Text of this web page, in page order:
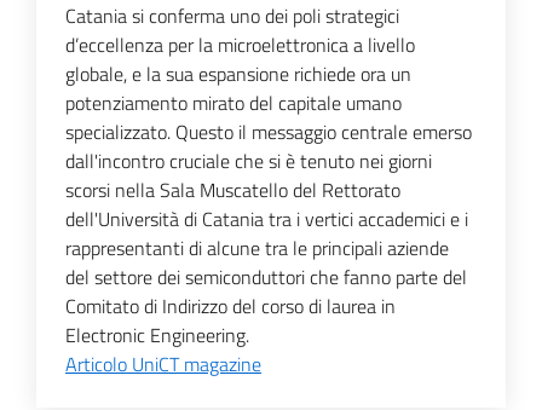
Catania si conferma uno dei poli strategici
d’eccellenza per la microelettronica a livello
globale, e la sua espansione richiede ora un
potenziamento mirato del capitale umano
specializzato. Questo il messaggio centrale emerso
dall'incontro cruciale che si è tenuto nei giorni
scorsi nella Sala Muscatello del Rettorato
dell'Università di Catania tra i vertici accademici e i
rappresentanti di alcune tra le principali aziende
del settore dei semiconduttori che fanno parte del
Comitato di Indirizzo del corso di laurea in
Electronic Engineering.
Articolo UniCT magazine